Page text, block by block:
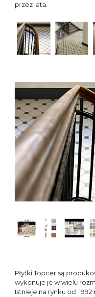
przez lata.
Płytki Topcer są
wykonuje je w wielu
Istnieje na rynku od